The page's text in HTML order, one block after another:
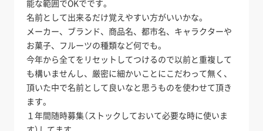
能な範囲でOKでです。
名前として出来るだけ覚えやすい方がいいかな。
メーカー、ブランド、商品名、都市名、キャラクターや
お菓子、フルーツの種類など何でも。
今年から全てをリセットしてつけるので以前と重複して
も構いませんし、厳密に細かいことにこだわって無く、
頂いた中で名前として良いなと思うものを使わせて頂き
ます。
１年間随時募集（ストックしておいて必要な時に使いま